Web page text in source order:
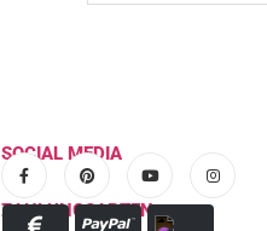
SOCIAL MEDIA
ZAHLUNGSARTEN